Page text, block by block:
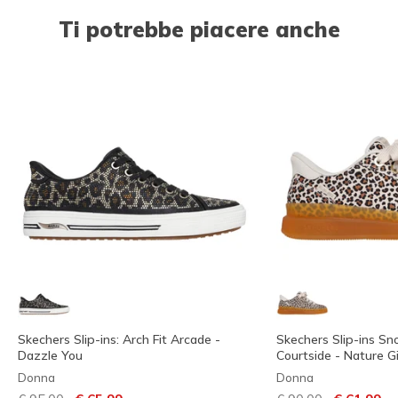
Ti potrebbe piacere anche
Skechers Slip-ins: Arch Fit Arcade -
Dazzle You
Donna
Skechers Slip-ins
Courtside - Nature
Donna